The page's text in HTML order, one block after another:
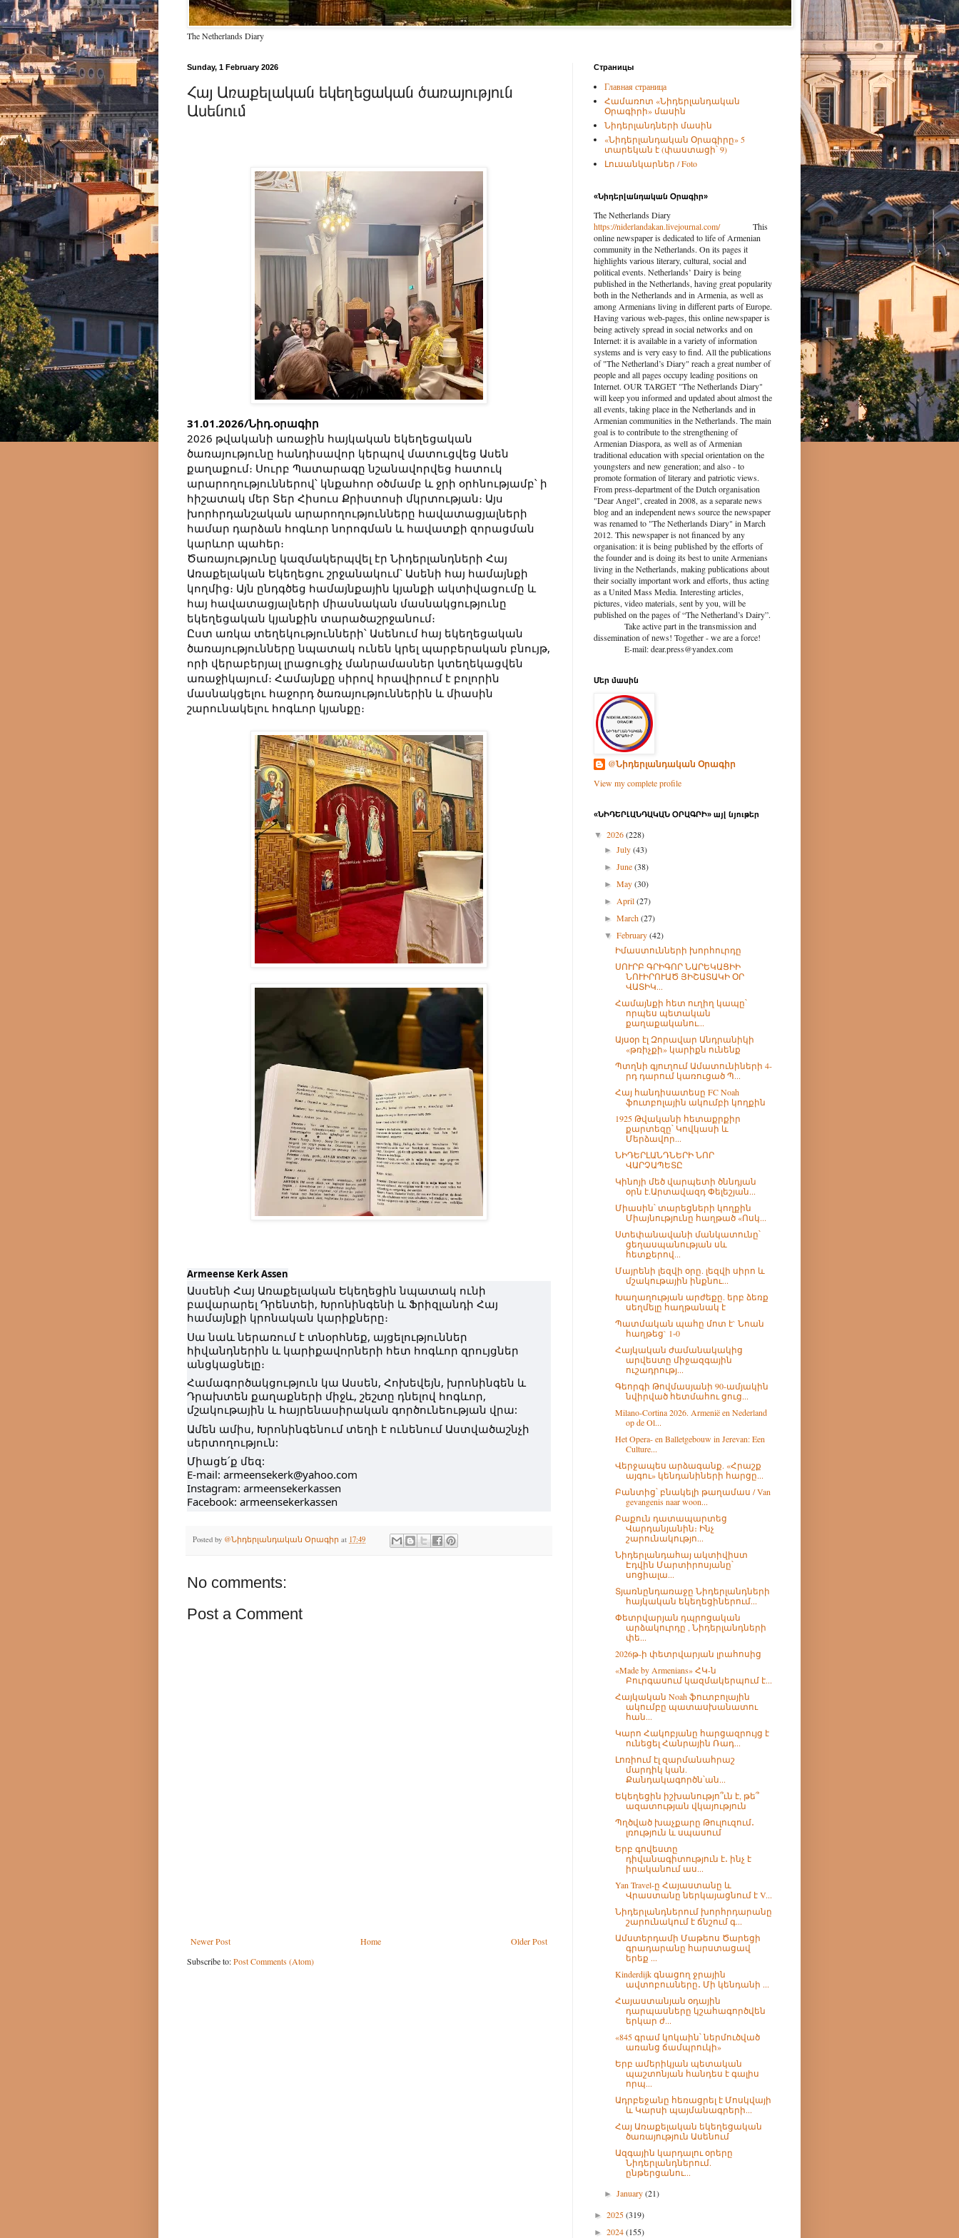
The Netherlands Diary
Sunday, 1 February 2026
Հայ Առաքելական եկեղեցական ծառայություն
Ասենում
31.01.2026/Նիդ.օրագիր
2026 թվականի առաջին հայկական եկեղեցական
ծառայությունը հանդիսավոր կերպով մատուցվեց Ասեն
քաղաքում։ Սուրբ Պատարագը նշանավորվեց հատուկ
արարողություններով՝ կնքահոր օծմամբ և ջրի օրհնությամբ՝ ի
հիշատակ մեր Տեր Հիսուս Քրիստոսի մկրտության։ Այս
խորհրդանշական արարողությունները հավատացյալների
համար դարձան հոգևոր նորոգման և հավատքի զորացման
կարևոր պահեր։
Ծառայությունը կազմակերպվել էր Նիդերլանդների Հայ
Առաքելական Եկեղեցու շրջանակում` Ասենի հայ համայնքի
կողմից։ Այն ընդգծեց համայնքային կյանքի ակտիվացումը և
հայ հավատացյալների միասնական մասնակցությունը
եկեղեցական կյանքին տարածաշրջանում։
Ըստ առկա տեղեկությունների՝ Ասենում հայ եկեղեցական
ծառայությունները նպատակ ունեն կրել պարբերական բնույթ,
որի վերաբերյալ լրացուցիչ մանրամասներ կտեղեկացվեն
առաջիկայում։ Համայնքը սիրով հրավիրում է բոլորին
մասնակցելու հաջորդ ծառայություններին և միասին
շարունակելու հոգևոր կյանքը։
Armeense Kerk Assen
Ասսենի Հայ Առաքելական Եկեղեցին նպատակ ունի
բավարարել Դրենտեի, Խրոնինգենի և Ֆրիզլանդի Հայ
համայնքի կրոնական կարիքները։
Սա նաև ներառում է տնօրհնեք, այցելություններ
հիվանդներին և կարիքավորների հետ հոգևոր զրույցներ
անցկացնելը։
Համագործակցություն կա Ասսեն, Հոխեվեյն, խրոնինգեն և
Դրախտեն քաղաքների միջև, շեշտը դնելով հոգևոր,
մշակութային և հայրենասիրական գործունեության վրա:
Ամեն ամիս, Խրոնինգենում տեղի է ունենում Աստվածաշնչի
սերտողություն:
Միացե՛ք մեզ:
E-mail: armeensekerk@yahoo.com
Instagram: armeensekerkassen
Facebook: armeensekerkassen
Posted by @Նիդերլանդական Օրագիր at 17:49
No comments:
Post a Comment
Newer Post Older Post
Home
Subscribe to:Post Comments (Atom)
Страницы
Главная страница
Համառոտ «Նիդերլանդական
Օրագիրի» մասին
Նիդերլանդների մասին
«Նիդերլանդական Օրագիրը» 5
տարեկան է (փաստացի՝ 9)
Լուսանկարներ / Foto
«Նիդերլանդական Օրագիր»
The Netherlands Diary
https://niderlandakan.livejournal.com/This
online newspaper is dedicated to life of Armenian
community in the Netherlands. On its pages it
highlights various literary, cultural, social and
political events. Netherlands’ Dairy is being
published in the Netherlands, having great popularity
both in the Netherlands and in Armenia, as well as
among Armenians living in different parts of Europe.
Having various web-pages, this online newspaper is
being actively spread in social networks and on
Internet: it is available in a variety of information
systems and is very easy to find. All the publications
of "The Netherland’s Diary" reach a great number of
people and all pages occupy leading positions on
Internet. OUR TARGET "The Netherlands Diary"
will keep you informed and updated about almost the
all events, taking place in the Netherlands and in
Armenian communities in the Netherlands. The main
goal is to contribute to the strengthening of
Armenian Diaspora, as well as of Armenian
traditional education with special orientation on the
youngsters and new generation; and also - to
promote formation of literary and patriotic views.
From press-department of the Dutch organisation
"Dear Angel", created in 2008, as a separate news
blog and an independent news source the newspaper
was renamed to "The Netherlands Diary" in March
2012. This newspaper is not financed by any
organisation: it is being published by the efforts of
the founder and is doing its best to unite Armenians
living in the Netherlands, making publications about
their socially important work and efforts, thus acting
as a United Mass Media. Interesting articles,
pictures, video materials, sent by you, will be
published on the pages of “The Netherland’s Dairy”.
Take active part in the transmission and
dissemination of news! Together - we are a force!
E-mail: dear.press@yandex.com
Մեր մասին
@Նիդերլանդական Օրագիր
View my complete profile
«ՆԻԴԵՐԼԱՆԴԱԿԱՆ ՕՐԱԳՐԻ» այլ նյութեր
▼ 2026(228)
►July(43)
►June(38)
►May(30)
►April(27)
►March(27)
▼February(42)
Իմաստունների խորհուրդը
ՍՈՒՐԲ ԳՐԻԳՈՐ ՆԱՐԵԿԱՑԻԻ
ՆՈՒԻՐՈՒԱԾ ՅԻՇԱՏԱԿԻ ՕՐ
ՎԱՏԻԿ...
Համայնքի հետ ուղիղ կապը՝
որպես պետական
քաղաքականու...
Այսօր էլ Զորավար Անդրանիկի
«թռիչքի» կարիքն ունենք
Պտղնի գյուղում Ամատունիների 4-
րդ դարում կառուցած Պ...
Հայ հանդիսատեսը FC Noah
ֆուտբոլային ակումբի կողքին
1925 Թվականի հետաքրքիր
քարտեզը՝ Կովկասի և
Մերձավոր...
ՆԻԴԵՐԼԱՆԴՆԵՐԻ ՆՈՐ
ՎԱՐՉԱՊԵՏԸ
Կինոյի մեծ վարպետի ծննդյան
օրն է.Արտավազդ Փելեշյան...
Միասին՝ տարեցների կողքին
Միայնությունը հաղթած «Ոսկ...
Ստեփանավանի մանկատունը՝
ցեղասպանության սև
հետքերով...
Մայրենի լեզվի օրը. լեզվի սիրո և
մշակութային ինքնու...
Խաղաղության արժեքը. երբ ձեռք
սեղմելը հաղթանակ է
Պատմական պահը մոտ է` Նոան
հաղթեց` 1֊0
Հայկական ժամանակակից
արվեստը միջազգային
ուշադրությ...
Գեորգի Թովմասյանի 90-ամյակին
նվիրված հետմահու ցուց...
Milano-Cortina 2026. Armenië en Nederland
op de Ol...
Het Opera- en Balletgebouw in Jerevan: Een
Culture...
Վերջապես արձագանք. «Հրաշք
այգու» կենդանիների հարցը...
Բանտից՝ բնակելի թաղամաս / Van
gevangenis naar woon...
Բաքուն դատապարտեց
Վարդանյանին։ Ինչ
շարունակությո...
Նիդերլանդահայ ակտիվիստ
Էդվին Մարտիրոսյանը՝
սոցիալա...
Տյառնընդառաջը Նիդերլանդների
հայկական եկեղեցիներում...
Փետրվարյան դպրոցական
արձակուրդը , Նիդերլանդների
փե...
2026թ-ի փետրվարյան լրահոսից
«Made by Armenians» ՀԿ-ն
Բուրգասում կազմակերպում է...
Հայկական Noah ֆուտբոլային
ակումբը պատասխանատու
հան...
Կարո Հակոբյանը հարցազրույց է
ունեցել Հանրային Ռադ...
Լոռիում էլ զարմանահրաշ
մարդիկ կան.
Քանդակագործն՝ան...
Եկեղեցին իշխանությո՞ւն է, թե՞
ազատության վկայություն
Պղծված խաչքարը Թուլուզում․
լռություն և սպասում
Երբ գովեստը
դիվանագիտություն է․ ինչ է
իրականում աս...
Yan Travel-ը Հայաստանը և
Վրաստանը ներկայացնում է V...
Նիդերլանդներում խորհրդարանը
շարունակում է ճնշում գ...
Ամստերդամի Մաթեոս Ծարեցի
գրադարանը հարստացավ
երեք ...
Kinderdijk գնացող ջրային
ավտոբուսները․ Մի կենդանի ...
Հայաստանյան օդային
դարպասները կշահագործվեն
երկար ժ...
«845 գրամ կոկաին՝ ներմուծված
առանց ճամպրուկի»
Երբ ամերիկյան պետական
պաշտոնյան հանդես է գալիս
որպ...
Ադրբեջանը հեռացրել է Մոսկվայի
և Կարսի պայմանագրերի...
Հայ Առաքելական եկեղեցական
ծառայություն Ասենում
Ազգային կարդալու օրերը
Նիդերլանդներում.
ընթերցանու...
►January(21)
► 2025(319)
► 2024(155)